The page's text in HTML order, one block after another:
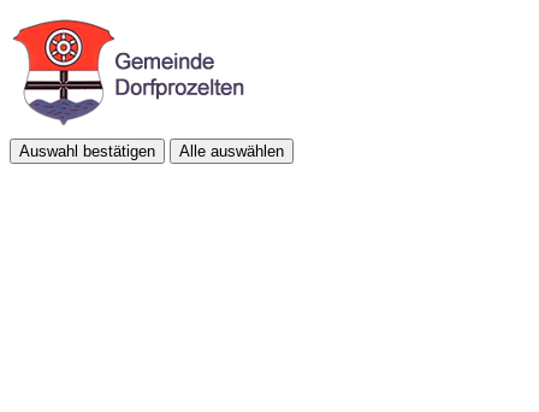
Auswahl bestätigen Alle auswählen